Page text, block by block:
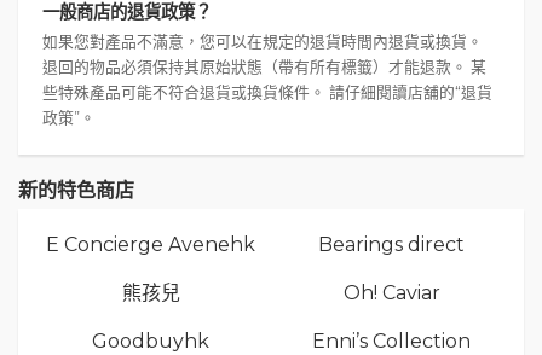
一般商店的退貨政策？
如果您對產品不滿意，您可以在規定的退貨時間內退貨或換貨。
退回的物品必須保持其原始狀態（帶有所有標籤）才能退款。 某
些特殊產品可能不符合退貨或換貨條件。 請仔細閱讀店舖的“退貨
政策”。
新的特色商店
E Concierge Avenehk Bearings direct
熊孩兒 Oh! Caviar
Goodbuyhk Enni’s Collection